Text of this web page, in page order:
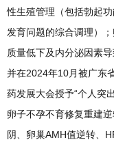
性生殖管理（包括勃起
发育问题的综合调理）
质量低下及内分泌因素
并在2024年10月被广东
药发展大会授予“个人突
卵子不孕不育修复重建
阴、卵巢AMH值逆转、